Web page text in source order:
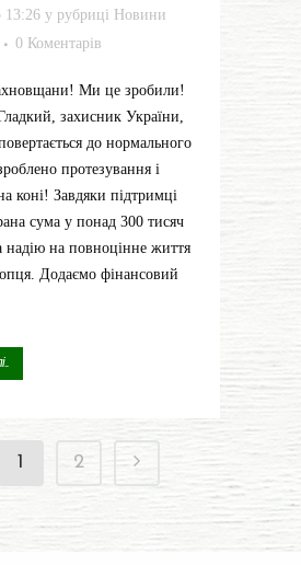
13:26 у рубриці Новини
0 Коментарів
Ми це зробили!
захисник України,
до нормального
протезування і
коні! Завдяки підтримці
сума у понад 300 тисяч
надію на повноцінне життя
Додаємо фінансовий
1 2